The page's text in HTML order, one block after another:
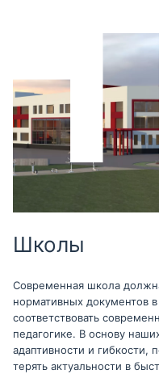
Школы
Современная школа
нормативных документов
соответствовать
педагогике. В основу
адаптивности и
терять актуальности в